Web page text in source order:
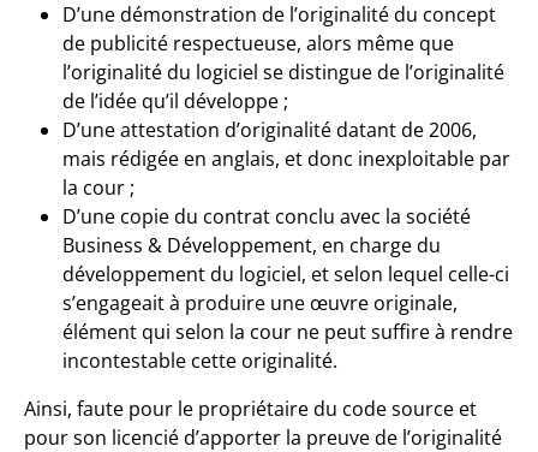
D’une démonstration de l’originalité du concept
de publicité respectueuse, alors même que
l’originalité du logiciel se distingue de l’originalité
de l’idée qu’il développe ;
D’une attestation d’originalité datant de 2006,
mais rédigée en anglais, et donc inexploitable par
la cour ;
D’une copie du contrat conclu avec la société
Business & Développement, en charge du
développement du logiciel, et selon lequel celle-ci
s’engageait à produire une œuvre originale,
élément qui selon la cour ne peut suffire à rendre
incontestable cette originalité.
Ainsi, faute pour le propriétaire du code source et
pour son licencié d’apporter la preuve de l’originalité